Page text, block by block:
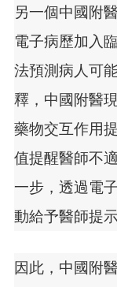
另一個中國附
電子病歷加入
法預測病人可
釋，中國附醫
藥物交互作用
值提醒醫師不
一步，透過電
動給予醫師提示
因此，中國附